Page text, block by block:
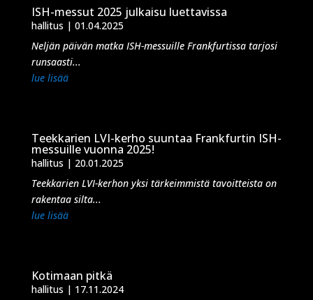
ISH-messut 2025 julkaisu luettavissa
hallitus | 01.04.2025
Neljän päivän matka ISH-messuille Frankfurtissa tarjosi
runsaasti...
lue lisää
Teekkarien LVI-kerho suuntaa Frankfurtin ISH-
messuille vuonna 2025!
hallitus | 20.01.2025
Teekkarien LVI-kerhon yksi tärkeimmistä tavoitteista on
rakentaa silta...
lue lisää
Kotimaan pitkä
hallitus | 17.11.2024